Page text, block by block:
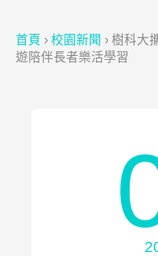
首頁 › 校園新聞 › 樹科大
遊陪伴長者樂活學習